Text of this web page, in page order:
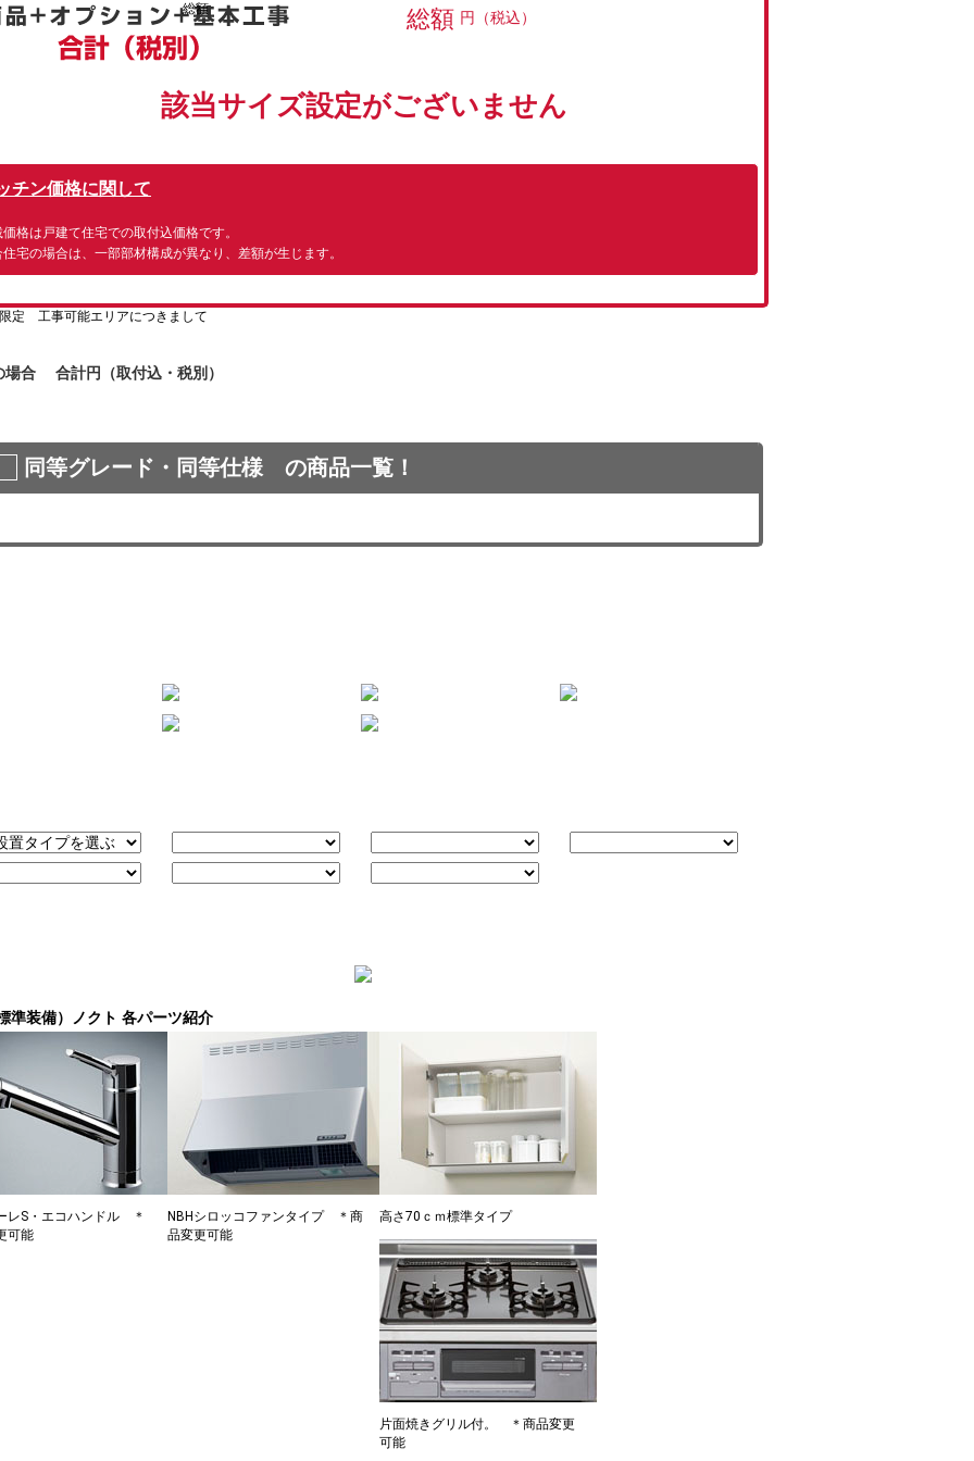
総額 総額 円（税込）
該当サイズ設定がございません
チン価格に関して
格は戸建て住宅での取付込価格です。
住宅の場合は、一部部材構成が異なり、差額が生じます。
場合 合計円（取付込・税別）
同等グレード・同等仕様 の商品一覧！
準装備）ノクト 各パーツ紹介
レS・エコハンドル ＊
可能
NBHシロッコファンタイプ ＊商
品変更可能
高さ70ｃｍ標準タイプ
片面焼きグリル付。 ＊商品変更
可能